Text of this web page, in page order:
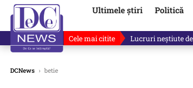
Ultimele știri Politică
Cele mai citite Lucruri neștiute
DCNews › betie